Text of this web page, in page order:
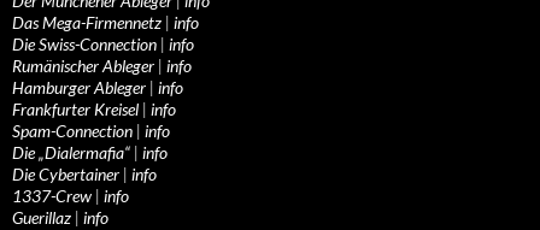
Das Mega-Firmennetz | info
Die Swiss-Connection | info
Rumänischer Ableger | info
Hamburger Ableger | info
Frankfurter Kreisel | info
Spam-Connection | info
Die „Dialermafia“ | info
Die Cybertainer | info
1337-Crew | info
Guerillaz | info